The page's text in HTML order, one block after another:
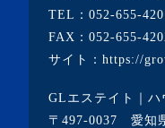
・2020年9月(8記
・2020年6月(9記
TEL： 052-655-
FAX：052-655-
サイト： https://
GLエステイト｜ハ
〒497-0037 愛知